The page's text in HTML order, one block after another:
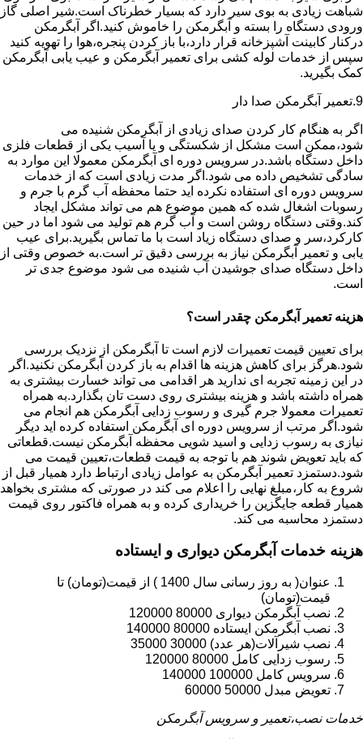
شباهت زیادی به بوی سیر دارد که بسیار خطرناک است.شیر اصلی گاز
ورودی دستگاه را بسته و آبگرمکن را خاموش کنید.اگر آبگرمکن
درکنار کابینت آشپزخانه قرار دارد،با باز کردن پنجره،هوا را تهویه کنید
سپس از خدمات لوله کشی برای تعمیر آبگرمکن و عیب یابی آبگرمکن
کمک بگیرید.
9.تعمیر آبگرمکن صدا دار
اگر به هنگام کار کردن صدای زیادی از آبگرمکن شنیده می
شود،ممکن است مشکل از شکستگی و یا آسیب یکی از قطعات فلزی
داخل دستگاه باشد.در سرویس دوره ای آبگرمکن معمولا این موارد به
سادگی تشخیص داده می شود.اگر مدت زیادی است که از خدمات
سرویس دوره ای استفاده نکرده اید حتما محفظه آب گرم با جرم و
رسوبات اشغال شده که همین موضوع هم می تواند مشکل ایجاد
کند.وقتی دستگاه روشن است و آب گرم هم تولید می شود اما در حین
کارکرد،سر و صدای دستگاه زیاد است با ما تماس بگیرید.برای عیب
یابی و تعمیر آبگرمکن نیاز به بررسی دقیق تر است.به خصوص وقتی از
داخل دستگاه صدای جوشیدن آب شنیده می شود موضوع جدی تر
است.
هزینه تعمیر آبگرمکن چقدر است؟
برای تعیین قیمت تعمیرات لازم است تا آبگرمکن از نزدیک بررسی
شود.هرگز برای کاهش هزینه ها اقدام به باز کردن آبگرمکن نکنید.اگر
در این زمینه تجربه ای ندارید هر اقدامی می تواند خسارت بیشتری به
همراه داشته باشد و هزینه بیشتری روی دست تان بگذارد.به همراه
تعمیرات معمولا جرم گیری و رسوب زدایی آبگرمکن هم انجام می
شود.اگر مرتب از سرویس دوره ای آبگرمکن استفاده کرده اید دیگر
نیازی به رسوب زدایی و اسید شویی محفظه آبگرمکن نیست.قطعاتی
که باید تعویض شوند هم با توجه به قیمت قطعات،تعیین قیمت می
شود.دستمزد تعمیر آبگرمکن به عوامل زیادی ارتباط دارد همیار قبل از
شروع به کار،مبلغ نهایی را اعلام می کند در صورتی که مشتری بخواهد
همیار قطعه جایگزین را خریداری کرده و به همراه فاکتور روی قیمت
دستمزد محاسبه می کند.
هزینه خدمات آبگرمکن دیواری و ایستاده
عنوان( به روز رسانی سال 1400 ) از قیمت(تومان) تا
قیمت(تومان)
نصب آبگرمکن دیواری 80000 120000
نصب آبگرمکن ایستاده 80000 140000
نصب شیرآلات(هر عدد) 30000 35000
رسوب زدایی کامل 80000 120000
سرویس کامل 100000 140000
تعویض مبدل 50000 60000
خدمات نصب،تعمیر و سرویس آبگرمکن